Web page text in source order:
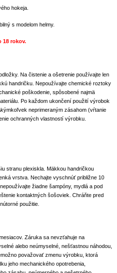
hokeja.
s modelom helmy.
18 rokov.
Na čistenie a ošetrenie používajte len
handričku. Nepoužívajte chemické roztoky
poškodenie, spôsobené najmä
Po každom ukončení použití výrobok
neprimeraným zásahom (vŕtanie
ochranných vlastností výrobku.
stranu plexiskla. Mäkkou handričkou
vrstva. Nechajte vyschnúť približne 10
žiadne šampóny, mydlá a pod
kontaktných šošoviek. Chráňte pred
použitie.
Záruka sa nevzťahuje na
alebo neúmyselné, nešťastnou náhodou,
považovať zmenu výrobku, ktorá
jeho mechanického opotrebenia,